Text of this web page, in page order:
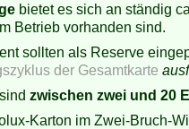
bietet es sich an ständig
Betrieb vorhanden sind.
sollten als Reserve
der Gesamtkarte
sindzwischen zwei und 20
Karton im Zwei-Bruch-